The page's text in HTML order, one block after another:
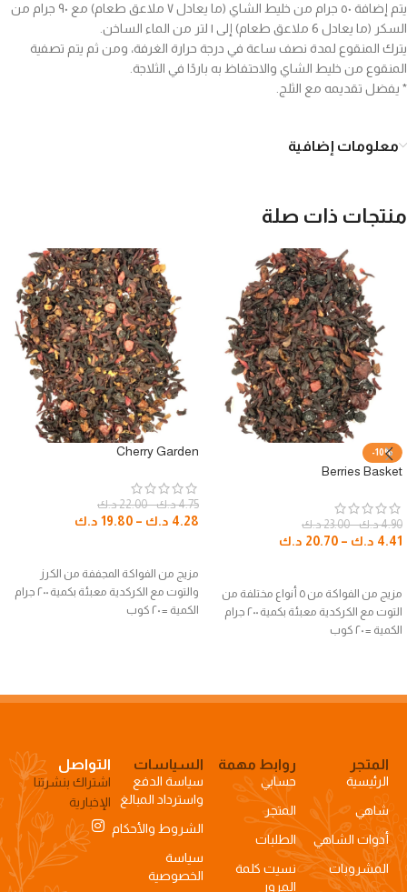
يتم إضافة ٥٠ جرام من خليط الشاي (ما يعادل ٧ ملاعق طعام) مع ٩٠ جرام من
السكر (ما يعادل 6 ملاعق طعام) إلى ١ لتر من الماء الساخن.
يترك المنقوع لمدة نصف ساعة في درجة حرارة الغرفة، ومن ثم يتم تصفية
المنقوع من خليط الشاي والاحتفاظ به باردًا في الثلاجة.
* يفضل تقديمه مع الثلج.
معلومات إضافية
منتجات ذات صلة
-10%
Berries Basket
4.90د.ك–
23.00د.ك
4.41 د.ك –
20.70 د.ك
مزيج من الفواكة من ٥ أنواع مختلفة من
التوت مع الكركدية معبئة بكمية ٢٠٠ جرام
الكمية = ٢٠ كوب
Cherry Garden
4.75د.ك–
22.00د.ك
4.28 د.ك –
19.80 د.ك
مزيج من الفواكة المجففة من الكرز
والتوت مع الكركدية معبئة بكمية ٢٠٠ جرام
الكمية = ٢٠ كوب
المتجر
الرئيسية
شاهي
أدوات الشاهي
المشروبات
روابط مهمة
حسابي
المتجر
الطلبات
نسيت كلمة
المرور
السياسات
سياسة الدفع
واسترداد المبالغ
الشروط والأحكام
سياسة
الخصوصية
التواصل
اشتراك بنشرتنا
الإخبارية